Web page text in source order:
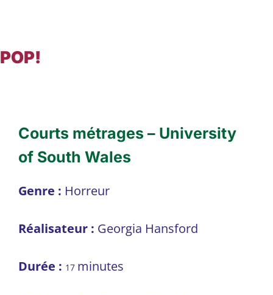
POP!
Courts métrages – University
of South Wales
Genre : Horreur
Réalisateur : Georgia Hansford
Durée : 17 minutes